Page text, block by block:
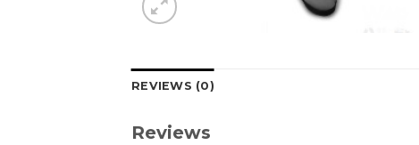
REVIEWS (0)
Reviews